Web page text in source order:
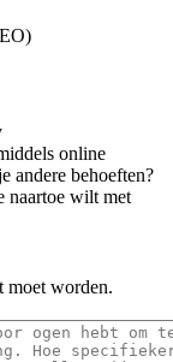
online
andere behoeften?
naartoe wilt met
moet worden.